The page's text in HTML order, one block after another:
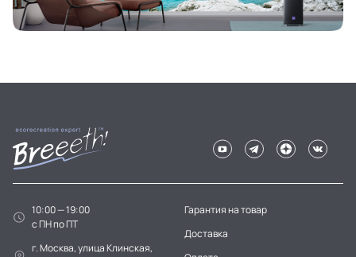
10:00 — 19:00
c ПН по ПТ
г. Москва, улица Клинская,
Гарантия на товар
Доставка